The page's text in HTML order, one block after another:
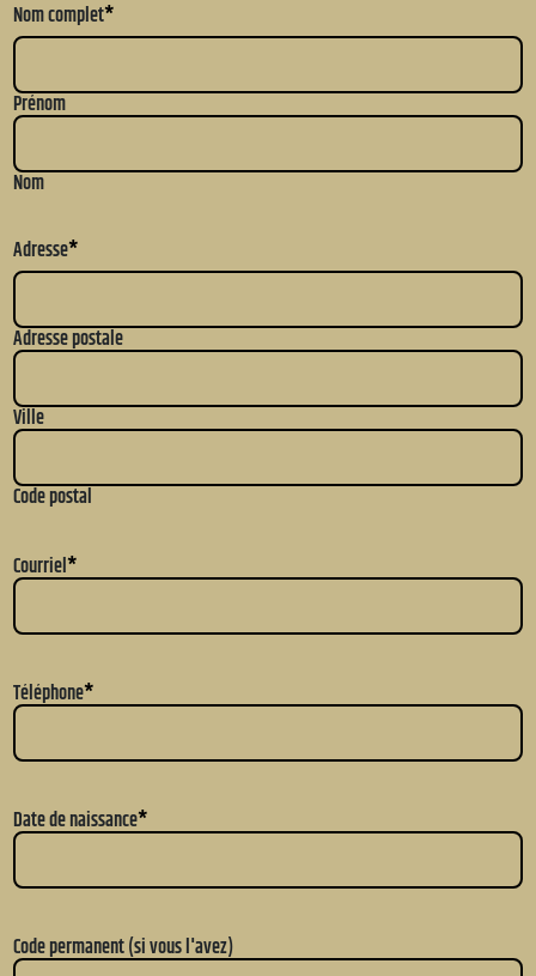
Nom complet*
Prénom
Nom
Adresse*
Adresse postale
Ville
Code postal
Courriel*
Téléphone*
Date de naissance*
Code permanent (si vous l'avez)